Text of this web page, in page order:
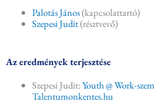
Palotás János(kapcsolattartó)
Szepesi Judit(résztvevő)
Az eredmények terjesztése
Szepesi Judit:Youth @ Work-
Talentumonkentes.hu